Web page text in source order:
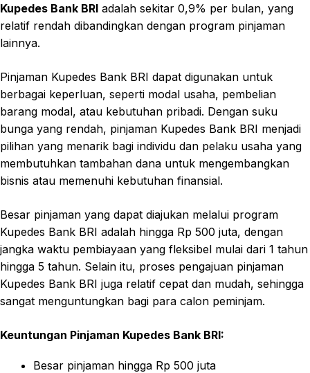
Kupedes Bank BRI adalah sekitar 0,9% per bulan, yang
relatif rendah dibandingkan dengan program pinjaman
lainnya.
Pinjaman Kupedes Bank BRI dapat digunakan untuk
berbagai keperluan, seperti modal usaha, pembelian
barang modal, atau kebutuhan pribadi. Dengan suku
bunga yang rendah, pinjaman Kupedes Bank BRI menjadi
pilihan yang menarik bagi individu dan pelaku usaha yang
membutuhkan tambahan dana untuk mengembangkan
bisnis atau memenuhi kebutuhan finansial.
Besar pinjaman yang dapat diajukan melalui program
Kupedes Bank BRI adalah hingga Rp 500 juta, dengan
jangka waktu pembiayaan yang fleksibel mulai dari 1 tahun
hingga 5 tahun. Selain itu, proses pengajuan pinjaman
Kupedes Bank BRI juga relatif cepat dan mudah, sehingga
sangat menguntungkan bagi para calon peminjam.
Keuntungan Pinjaman Kupedes Bank BRI:
Besar pinjaman hingga Rp 500 juta